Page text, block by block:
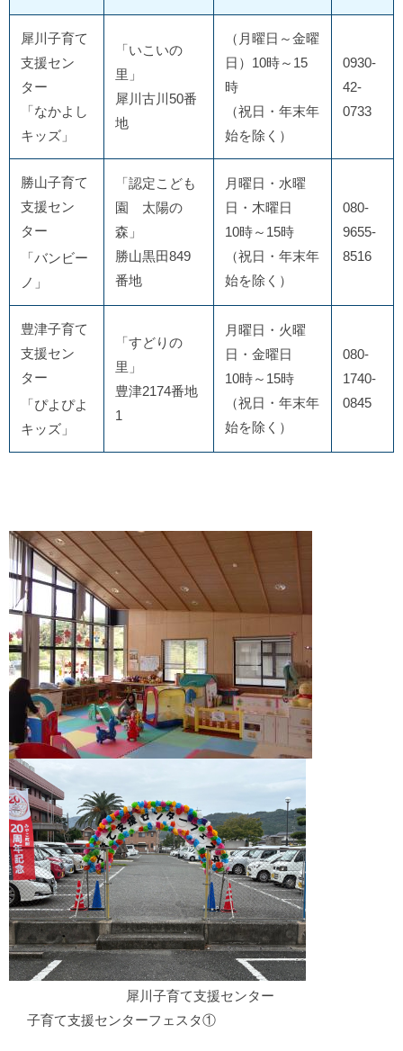
犀川子育て
支援セン
ター
「なかよし
キッズ」
「いこいの
里」
犀川古川50番
地
（月曜日～金曜
日）10時～15
時
（祝日・年末年
始を除く）
0930-
42-
0733
勝山子育て
支援セン
ター
「バンビー
ノ」
「認定こども
園 太陽の
森」
勝山黒田849
番地
月曜日・水曜
日・木曜日
10時～15時
（祝日・年末年
始を除く）
080-
9655-
8516
豊津子育て
支援セン
ター
「ぴよぴよ
キッズ」
「すどりの
里」
豊津2174番地
1
月曜日・火曜
日・金曜日
10時～15時
（祝日・年末年
始を除く）
080-
1740-
0845
犀川子育て支援センター
子育て支援センターフェスタ①